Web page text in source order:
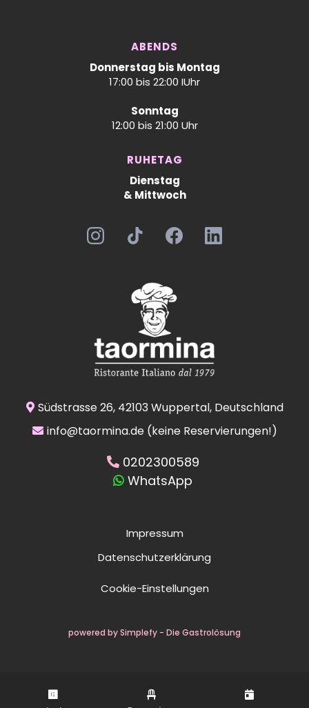
ABENDS
Donnerstag bis Montag
17:00 bis 22:00 IUhr
Sonntag
12:00 bis 21:00 Uhr
RUHETAG
Dienstag
& Mittwoch
Südstrasse 26, 42103 Wuppertal, Deutschland
info@taormina.de(keine Reservierungen!)
0202300589
WhatsApp
Impressum
Datenschutzerklärung
Cookie-Einstellungen
powered by Simplefy - Die Gastrolösung